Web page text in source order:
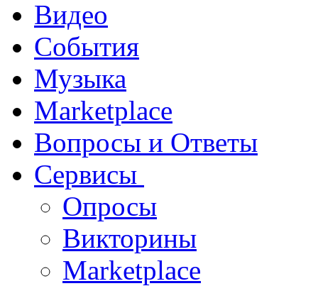
Видео
События
Музыка
Marketplace
Вопросы и Ответы
Сервисы
Опросы
Викторины
Marketplace